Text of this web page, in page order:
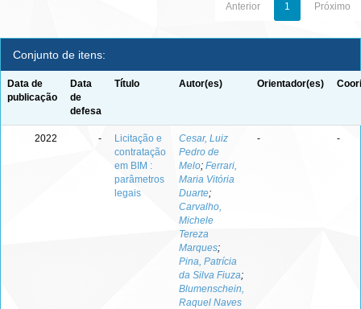
Anterior 1 Próximo
Conjunto de itens:
Data de
publicação
Data
de
defesa
Título Autor(es) Orientador(es)
2022 -
Licitação e
contratação
em BIM :
parâmetros
legais
Cesar, Luiz
Pedro de
Melo; Ferrari,
Maria Vitória
Duarte;
Carvalho,
Michele
Tereza
Marques;
Pina, Patrícia
da Silva Fiuza;
Blumenschein,
Raquel Naves
- -